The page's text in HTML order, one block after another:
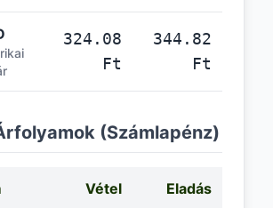
324.08
Ft
344.82
Ft
(Számlapénz)
Vétel Eladás